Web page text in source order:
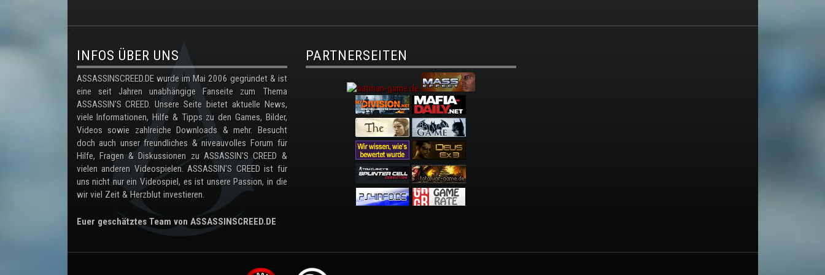
.
INFOS ÜBER UNS
ASSASSINSCREED.DE wurde im Mai 2006 gegründet & ist
eine seit Jahren unabhängige Fanseite zum Thema
ASSASSIN'S CREED. Unsere Seite bietet aktuelle News,
viele Informationen, Hilfe & Tipps zu den Games, Bilder,
Videos sowie zahlreiche Downloads & mehr. Besucht
doch auch unser freundliches & niveauvolles Forum für
Hilfe, Fragen & Diskussionen zu ASSASSIN'S CREED &
vielen anderen Videospielen. ASSASSIN'S CREED ist für
uns nicht nur ein Videospiel, es ist unsere Passion, in die
wir viel Zeit & Herzblut investieren.
Euer geschätztes Team von ASSASSINSCREED.DE
PARTNERSEITEN